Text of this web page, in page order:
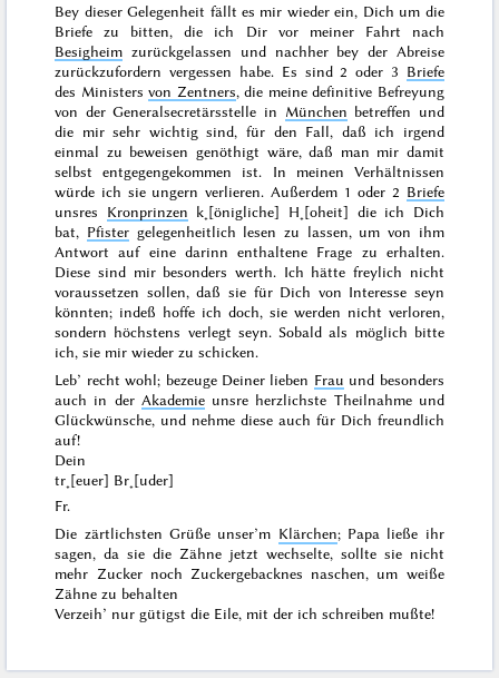
Bey dieser Gelegenheit fällt es mir wieder ein, Dich um die
Briefe zu bitten, die ich Dir vor meiner Fahrt nach
Besigheim zurückgelassen und nachher bey der Abreise
zurückzufordern vergessen habe. Es sind 2 oder 3 Briefe
des Ministersvon Zentners, die meine definitive Befreyung
von der Generalsecretärsstelle in München betreffen und
die mir sehr wichtig sind, für den Fall, daß ich irgend
einmal zu beweisen genöthigt wäre, daß man mir damit
selbst entgegengekommen ist. In meinen Verhältnissen
würde ich sie ungern verlieren. Außerdem 1 oder 2 Briefe
unsres Kronprinzen k˖[önigliche] H˖[oheit] die ich Dich
bat, Pfistergelegenheitlich lesen zu lassen, um von ihm
Antwort auf eine darinn enthaltene Frage zu erhalten.
Diese sind mir besonders werth. Ich hätte freylich nicht
voraussetzen sollen, daß sie für Dich von Interesse seyn
könnten; indeß hoffe ich doch, sie werden nicht verloren,
sondern höchstens verlegt seyn. Sobald als möglich bitte
ich, sie mir wieder zu schicken.
Leb’ recht wohl; bezeuge Deiner lieben Frau und besonders
auch in der Akademieunsre herzlichste Theilnahme und
Glückwünsche, und nehme diese auch für Dich freundlich
auf!
Dein
tr˖[euer] Br˖[uder]
Fr.
Die zärtlichsten Grüße unser’m Klärchen; Papa ließe ihr
sagen, da sie die Zähne jetzt wechselte, sollte sie nicht
mehr Zucker noch Zuckergebacknes naschen, um weiße
Zähne zu behalten
Verzeih’ nur gütigst die Eile, mit der ich schreiben mußte!